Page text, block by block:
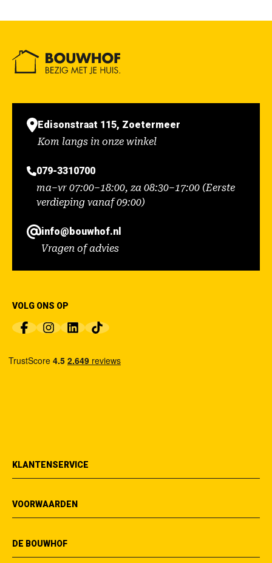
Edisonstraat 115, Zoetermeer
Kom langs in onze winkel
079-3310700
ma–vr 07:00–18:00, za 08:30–17:00 (Eerste
verdieping vanaf 09:00)
info@bouwhof.nl
Vragen of advies
VOLG ONS OP
KLANTENSERVICE
VOORWAARDEN
DE BOUWHOF